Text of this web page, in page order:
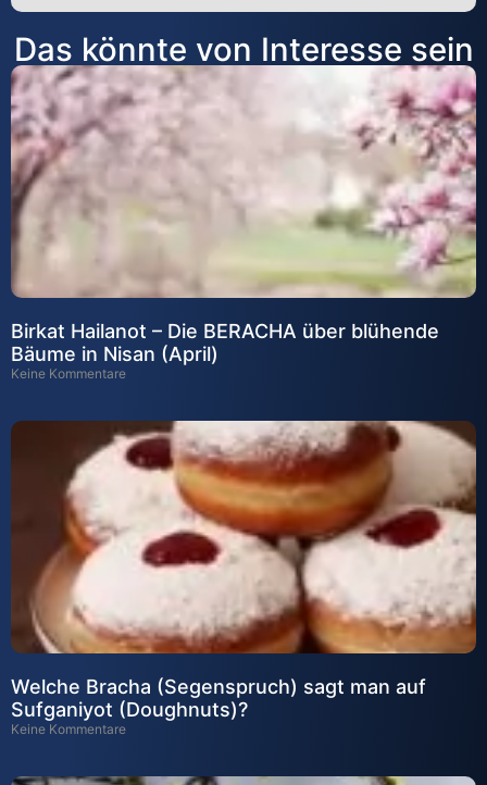
Alternative:
Das könnte von Interesse sein
Birkat Hailanot – Die BERACHA über blühende
Bäume in Nisan (April)
Keine Kommentare
Welche Bracha (Segenspruch) sagt man auf
Sufganiyot (Doughnuts)?
Keine Kommentare